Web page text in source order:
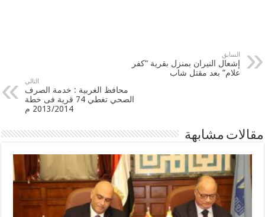
السابق
إشعال النيران بمنزل بقرية “كفر
علام” بعد مقتل شاب
التالي
محافظ الغربية : خدمة الصرف
الصحي تغطي 74 قرية فى خطة
2013/2014 م
مقالات مشابهة